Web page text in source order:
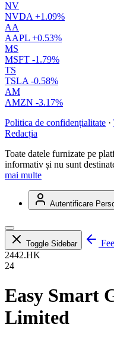
NV
NVDA +1.09%
AA
AAPL +0.53%
MS
MSFT -1.79%
TS
TSLA -0.58%
AM
AMZN -3.17%
Politica de confidențialitate ·
Redacția
Toate datele furnizate pe
informativ și nu sunt
mai multe
Autentificare
Toggle Sidebar
2442.HK
24
Easy Smart
Limited